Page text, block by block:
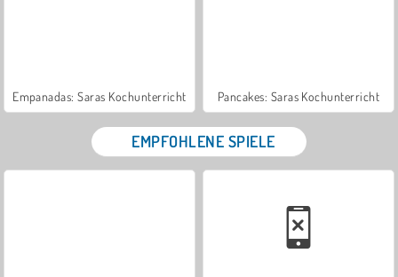
Empanadas: Saras Kochunterricht Pancakes: Saras Kochunterricht
EMPFOHLENE SPIELE